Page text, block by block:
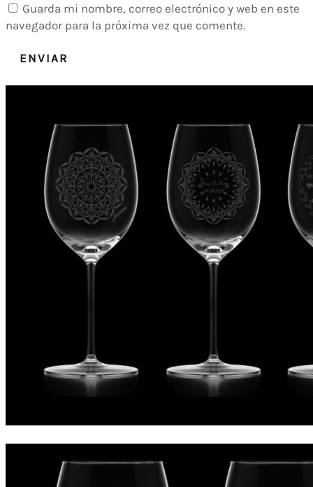
Guarda mi nombre, correo electrónico y web en este
navegador para la próxima vez que comente.